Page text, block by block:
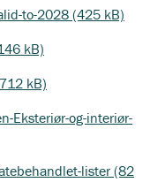
to-2028 (425 kB)
kB)
kB)
Eksteriør-og-interiør-
lister (82